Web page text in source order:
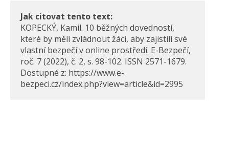
Jak citovat tento text:
KOPECKÝ, Kamil. 10 běžných dovedností,
které by měli zvládnout žáci, aby zajistili své
vlastní bezpečí v online prostředí. E-Bezpečí,
roč. 7 (2022), č. 2, s. 98-102. ISSN 2571-1679.
Dostupné z: https://www.e-
bezpeci.cz/index.php?view=article&id=2995